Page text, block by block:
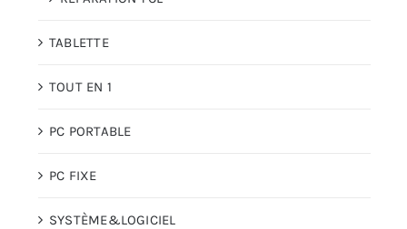
TABLETTE
TOUT EN 1
PC PORTABLE
PC FIXE
SYSTÈME&LOGICIEL